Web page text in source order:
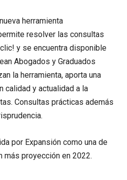
herramienta
resolver las consultas
y se encuentra disponible
Abogados y Graduados
la herramienta, aporta una
calidad y actualidad a la
Consultas prácticas además
por Expansión como una de
más proyección en 2022.